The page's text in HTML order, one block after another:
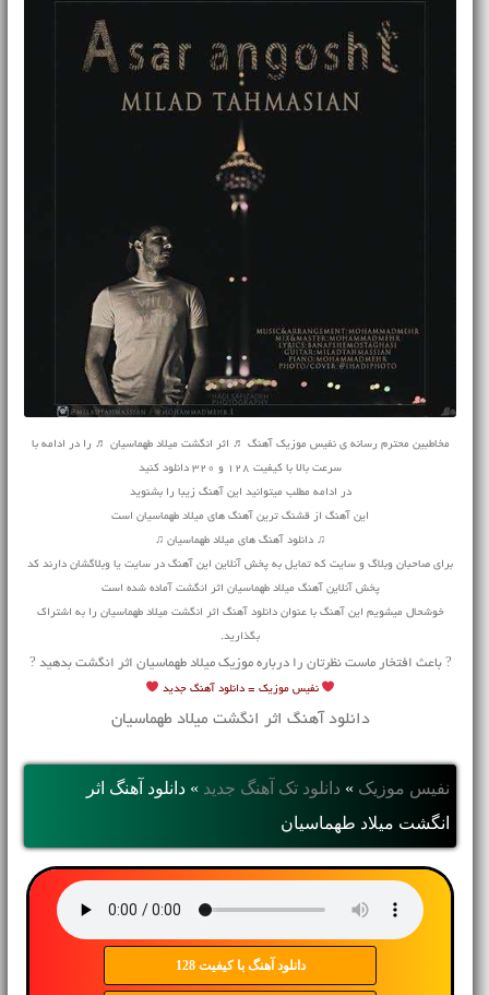
مخاطبین محترم رسانه ی نفیس موزیک آهنگ ♬ اثر انگشت میلاد طهماسیان ♬ را در ادامه با
سرعت بالا با کیفیت 128 و 320 دانلود کنید
در ادامه مطلب میتوانید این آهنگ زیبا را بشنوید
این آهنگ از قشنگ ترین آهنگ های میلاد طهماسیان است
♫ دانلود آهنگ های میلاد طهماسیان ♫
برای صاحبان وبلاگ و سایت که تمایل به پخش آنلاین این آهنگ در سایت یا وبلاگشان دارند کد
پخش آنلاین آهنگ میلاد طهماسیان اثر انگشت آماده شده است
خوشحال میشویم این آهنگ با عنوان دانلود آهنگ اثر انگشت میلاد طهماسیان را به اشتراک
بگذارید.
? باعث افتخار ماست نظرتان را درباره موزیک میلاد طهماسیان اثر انگشت بدهید ?
نفیس موزیک =دانلود آهنگ جدید
دانلود آهنگ اثر انگشت میلاد طهماسیان
نفیس موزیک » دانلود تک آهنگ جدید » دانلود آهنگ اثر
انگشت میلاد طهماسیان
دانلود آهنگ با کیفیت 128